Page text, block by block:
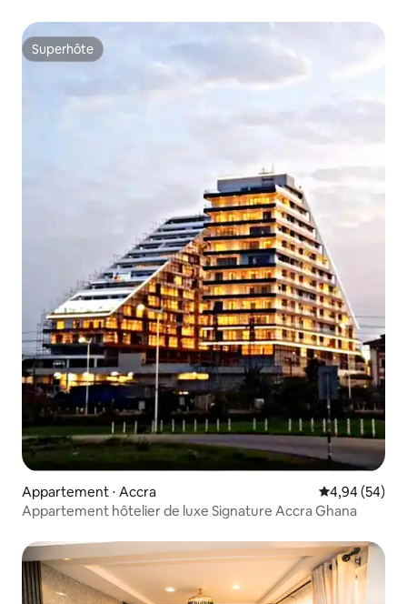
Superhôte
Superhôte
Appartement ⋅ Accra Évaluation
4,94 (54)
Appartement hôtelier de luxe Signature Accra Ghana